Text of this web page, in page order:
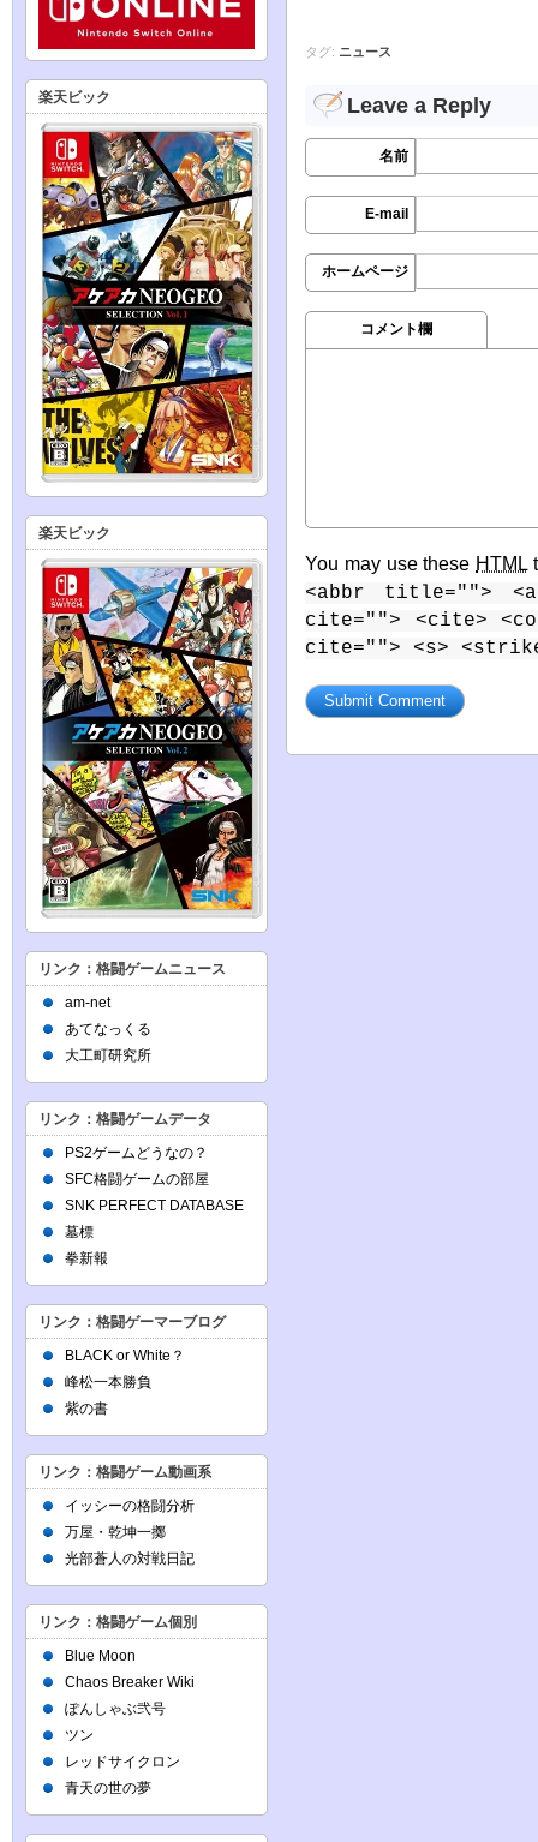
タグ: ニュース
Leave a Reply
名前
E-mail
ホームページ
コメント欄
You may use these HTML
<abbr title="">
cite=""> <cite>
cite=""> <s>
楽天ビック
楽天ビック
リンク：格闘ゲームニュース
am-net
あてなっくる
大工町研究所
リンク：格闘ゲームデータ
PS2ゲームどうなの？
SFC格闘ゲームの部屋
SNK PERFECT DATABASE
墓標
拳新報
リンク：格闘ゲーマーブログ
BLACK or White？
峰松一本勝負
紫の書
リンク：格闘ゲーム動画系
イッシーの格闘分析
万屋・乾坤一擲
光部蒼人の対戦日記
リンク：格闘ゲーム個別
Blue Moon
Chaos Breaker Wiki
ぽんしゃぶ弐号
ツン
レッドサイクロン
青天の世の夢